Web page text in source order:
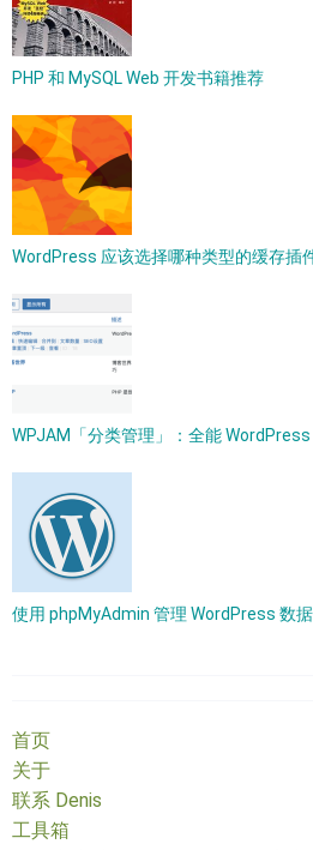
PHP 和 MySQL Web 开发书籍推荐
WordPress 应该选择哪种类型的缓存插
WPJAM「分类管理」：全能
使用 phpMyAdmin 管理 WordPress 数
首页
关于
联系 Denis
工具箱